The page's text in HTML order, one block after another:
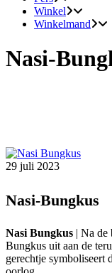
Winkel
Winkelmand
Nasi-
29 juli 2023
Nasi-Bungkus
Nasi Bungkus | Na de
Bungkus uit aan de
gerechtje symboliseert